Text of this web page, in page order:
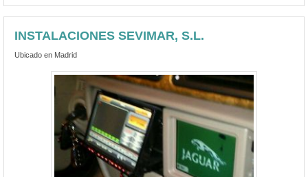
INSTALACIONES SEVIMAR, S.L.
Ubicado en Madrid